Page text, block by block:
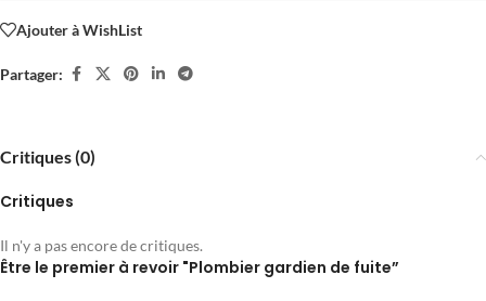
Ajouter à WishList
Partager:
Critiques (0)
Critiques
Il n'y a pas encore de critiques.
Être le premier à revoir "Plombier gardien de fuite”